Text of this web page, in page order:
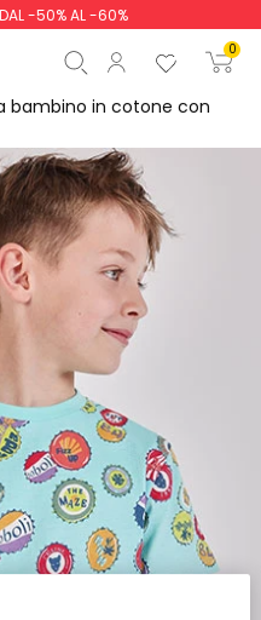
DAL -50% AL -60%
0
Inizio ordine
bambino in cotone con